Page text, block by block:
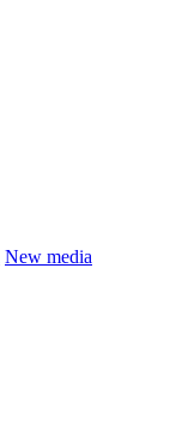
New media